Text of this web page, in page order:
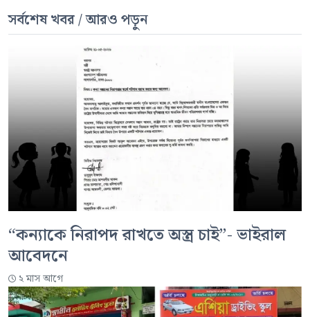
সর্বশেষ খবর / আরও পড়ুন
“কন্যাকে নিরাপদ রাখতে অস্ত্র চাই”- ভাইরাল
আবেদনে
২ মাস আগে